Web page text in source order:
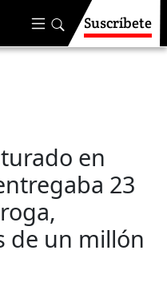
Suscríbete
en
23
de un millón